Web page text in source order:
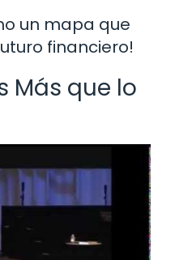
un mapa que
financiero!
Más que lo